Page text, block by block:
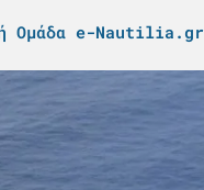
Ομάδα e-Nautilia.gr